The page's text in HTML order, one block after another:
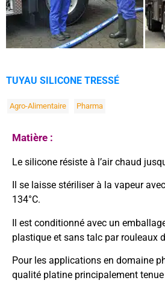
TUYAU SILICONE TRESSÉ
Agro-Alimentaire Pharma
Matière :
Le silicone résiste à l’air chaud
134°C.
Il est conditionné avec un emballage sous sachet
plastique et sans talc par rouleaux
Pour les applications en domaine pharmaceutique,
qualité platine principalement